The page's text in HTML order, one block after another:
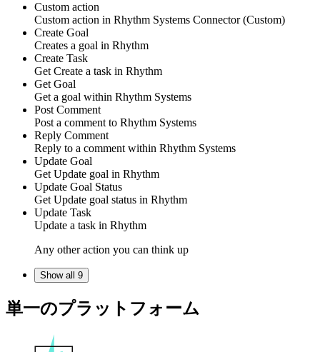
Custom action
Custom action in Rhythm Systems Connector(Custom)
Create Goal
Creates a goal in Rhythm
Create Task
Get Create a task in Rhythm
Get Goal
Get a goal within Rhythm Systems
Post Comment
Post a comment to Rhythm Systems
Reply Comment
Reply to a comment within Rhythm Systems
Update Goal
Get Update goal in Rhythm
Update Goal Status
Get Update goal status in Rhythm
Update Task
Update a task in Rhythm
Any other action you can think up
Show all 9
単一のプラットフォーム